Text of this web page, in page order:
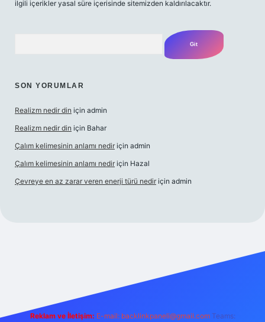
ilgili içerikler yasal süre içerisinde sitemizden kaldırılacaktır.
SON YORUMLAR
Realizm nedir din için admin
Realizm nedir din için Bahar
Çalım kelimesinin anlamı nedir için admin
Çalım kelimesinin anlamı nedir için Hazal
Çevreye en az zarar veren enerji türü nedir için admin
Reklam ve İletişim: E-mail: backlinkpaneli@gmail.com Teams: